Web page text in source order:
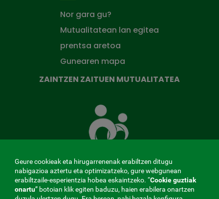
Nor gara gu?
Mutualitatean lan egitea
prentsa aretoa
Gunearen mapa
ZAINTZEN ZAITUEN MUTUALITATEA
zaituen
Mutua
MENÚ
Geure cookieak eta hirugarrenenak erabiltzen ditugu
nabigazioa aztertu eta optimizatzeko, gure webgunean
erabiltzaile-esperientzia hobea eskaintzeko. “Cookie guztiak
onartu” botoian klik egiten baduzu, haien erabilera onartzen